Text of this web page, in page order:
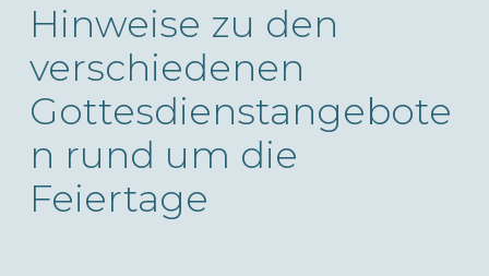
Hinweise zu den
verschiedenen
Gottesdienstangebote
n rund um die
Feiertage